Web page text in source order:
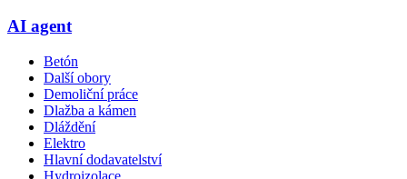
AI agent
Betón
Další obory
Demoliční práce
Dlažba a kámen
Dláždění
Elektro
Hlavní dodavatelství
Hydroizolace